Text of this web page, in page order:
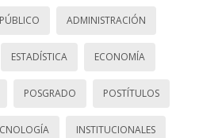
ADMINISTRACIÓN
ESTADÍSTICA ECONOMÍA
POSGRADO POSTÍTULOS
INSTITUCIONALES